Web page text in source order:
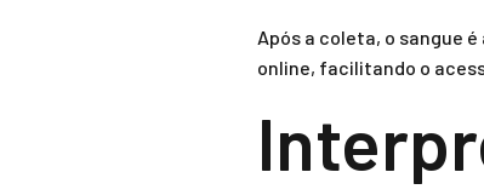
Após a coleta, o sangue
online, facilitando o